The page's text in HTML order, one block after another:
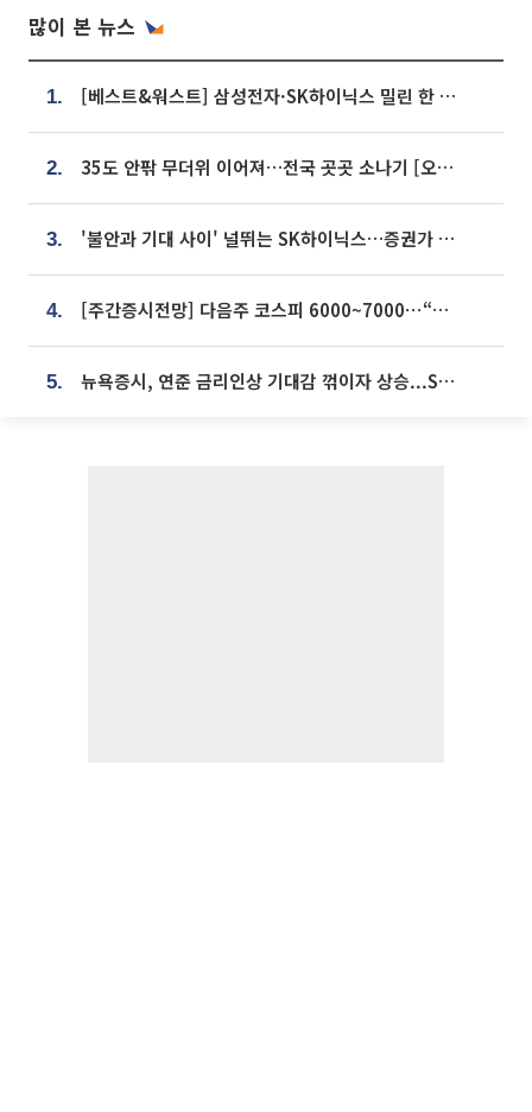
많이 본 뉴스
1. [베스트&워스트] 삼성전자·SK하이닉스 밀린 한 주…상상인증권은 85% 급등
2. 35도 안팎 무더위 이어져…전국 곳곳 소나기 [오늘 날씨]
3. '불안과 기대 사이' 널뛰는 SK하이닉스…증권가 "HBM4·LTA 기반 펀터멘털 견고"
4. [주간증시전망] 다음주 코스피 6000~7000⋯“外人 수급은 정책이 변수”
5. 뉴욕증시, 연준 금리인상 기대감 꺾이자 상승...S&P500 사상 최고치 [종합]